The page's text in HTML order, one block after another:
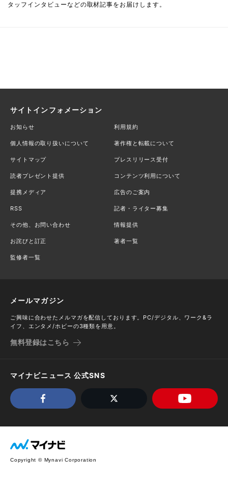
タッフインタビューなどの取材記事をお届けします。
サイトインフォメーション
お知らせ 利用規約
個人情報の取り扱いについて 著作権と転載について
サイトマップ プレスリリース受付
読者プレゼント提供 コンテンツ利用について
提携メディア 広告のご案内
RSS 記者・ライター募集
その他、お問い合わせ 情報提供
お詫びと訂正 著者一覧
監修者一覧
メールマガジン
ご興味に合わせたメルマガを配信しております。PC/デジタル、ワーク&ラ
イフ、エンタメ/ホビーの3種類を用意。
無料登録はこちら
マイナビニュース 公式SNS
Copyright © Mynavi Corporation